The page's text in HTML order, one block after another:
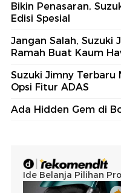
Bikin Penasaran,
Edisi Spesial
Jangan Salah, Suzuki
Ramah Buat Kaum
Suzuki Jimny Terbaru
Opsi Fitur ADAS
Ada Hidden Gem di